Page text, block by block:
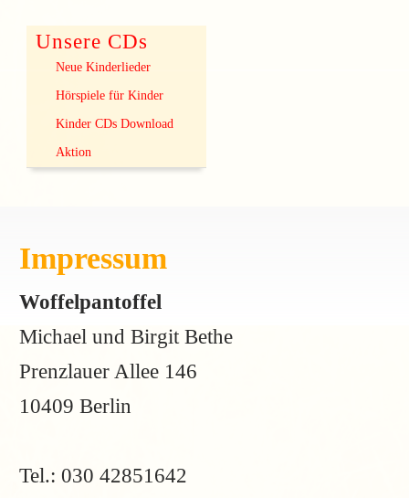
Unsere CDs
Neue Kinderlieder
Hörspiele für Kinder
Kinder CDs Download
Aktion
Impressum
Woffelpantoffel
Michael und Birgit Bethe
Prenzlauer Allee 146
10409 Berlin
Tel.: 030 42851642